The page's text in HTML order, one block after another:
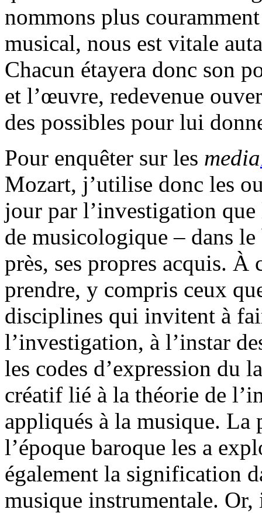
nommons plus
musical, nous est vitale
Chacun étayera donc son
et l’œuvre, redevenue
des possibles pour lui
Pour enquêter sur les media
Mozart, j’utilise donc les
jour par l’investigation
de musicologique – dans
près, ses propres acquis.
prendre, y compris ceux
disciplines qui invitent à
l’investigation, à l’instar
les codes d’expression du
créatif lié à la théorie de
appliqués à la musique. La
l’époque baroque les a
également la signification
musique instrumentale.